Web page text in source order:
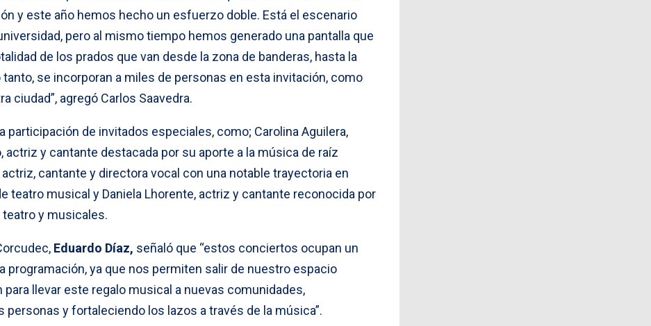
y este año hemos hecho un esfuerzo doble. Está el escenario
pero al mismo tiempo hemos generado una pantalla que
de los prados que van desde la zona de banderas, hasta la
tanto, se incorporan a miles de personas en esta invitación, como
ciudad”, agregó Carlos Saavedra.
participación de invitados especiales, como; Carolina Aguilera,
actriz y cantante destacada por su aporte a la música de raíz
cantante y directora vocal con una notable trayectoria en
teatro musical y Daniela Lhorente, actriz y cantante reconocida por
y musicales.
Eduardo Díaz, señaló que “estos conciertos ocupan un
programación, ya que nos permiten salir de nuestro espacio
para llevar este regalo musical a nuevas comunidades,
y fortaleciendo los lazos a través de la música”.